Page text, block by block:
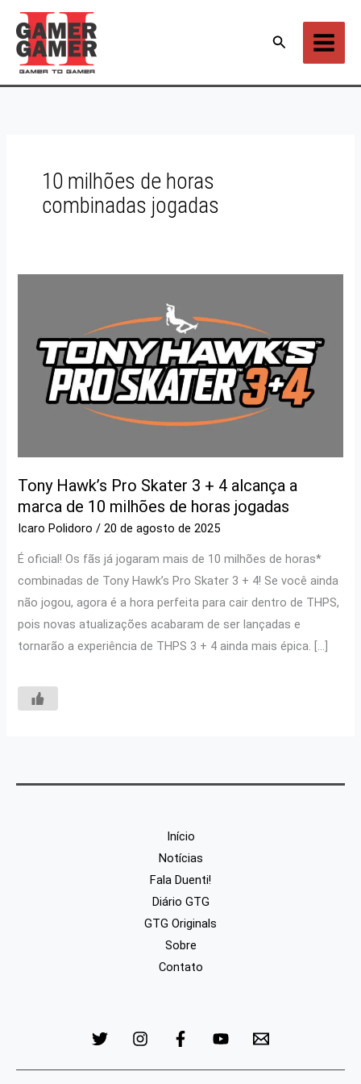
para
conteúdo
Pesquisar
10 milhões de horas
combinadas jogadas
Tony Hawk’s Pro Skater 3 + 4 alcança a
marca de 10 milhões de horas jogadas
Icaro Polidoro/20 de agosto de 2025
É oficial! Os fãs já jogaram mais de 10 milhões de horas*
combinadas de Tony Hawk’s Pro Skater 3 + 4! Se você ainda
não jogou, agora é a hora perfeita para cair dentro de THPS,
pois novas atualizações acabaram de ser lançadas e
tornarão a experiência de THPS 3 + 4 ainda mais épica. […]
Início
Notícias
Fala Duenti!
Diário GTG
GTG Originals
Sobre
Contato